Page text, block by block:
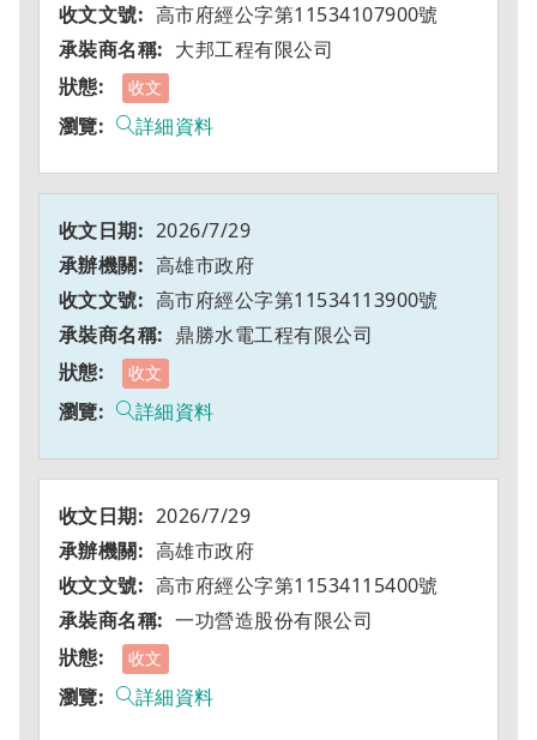
高市府經公字第11534107900號
大邦工程有限公司
收文
詳細資料
2026/7/29
高雄市政府
高市府經公字第11534113900號
鼎勝水電工程有限公司
收文
詳細資料
2026/7/29
高雄市政府
高市府經公字第11534115400號
一功營造股份有限公司
收文
詳細資料